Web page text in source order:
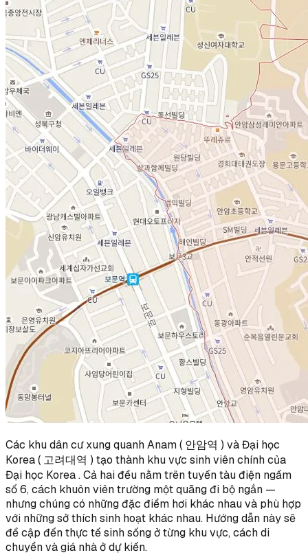
Các khu dân cư xung quanh Anam ( 안암역 ) và Đại học
Korea ( 고려대역 ) tạo thành khu vực sinh viên chính của
Đại học Korea . Cả hai đều nằm trên tuyến tàu điện ngầm
số 6, cách khuôn viên trường một quãng đi bộ ngắn —
nhưng chúng có những đặc điểm hơi khác nhau và phù hợp
với những sở thích sinh hoạt khác nhau. Hướng dẫn này sẽ
đề cập đến thực tế sinh sống ở từng khu vực, cách di
chuyển và giá nhà ở dự kiến.